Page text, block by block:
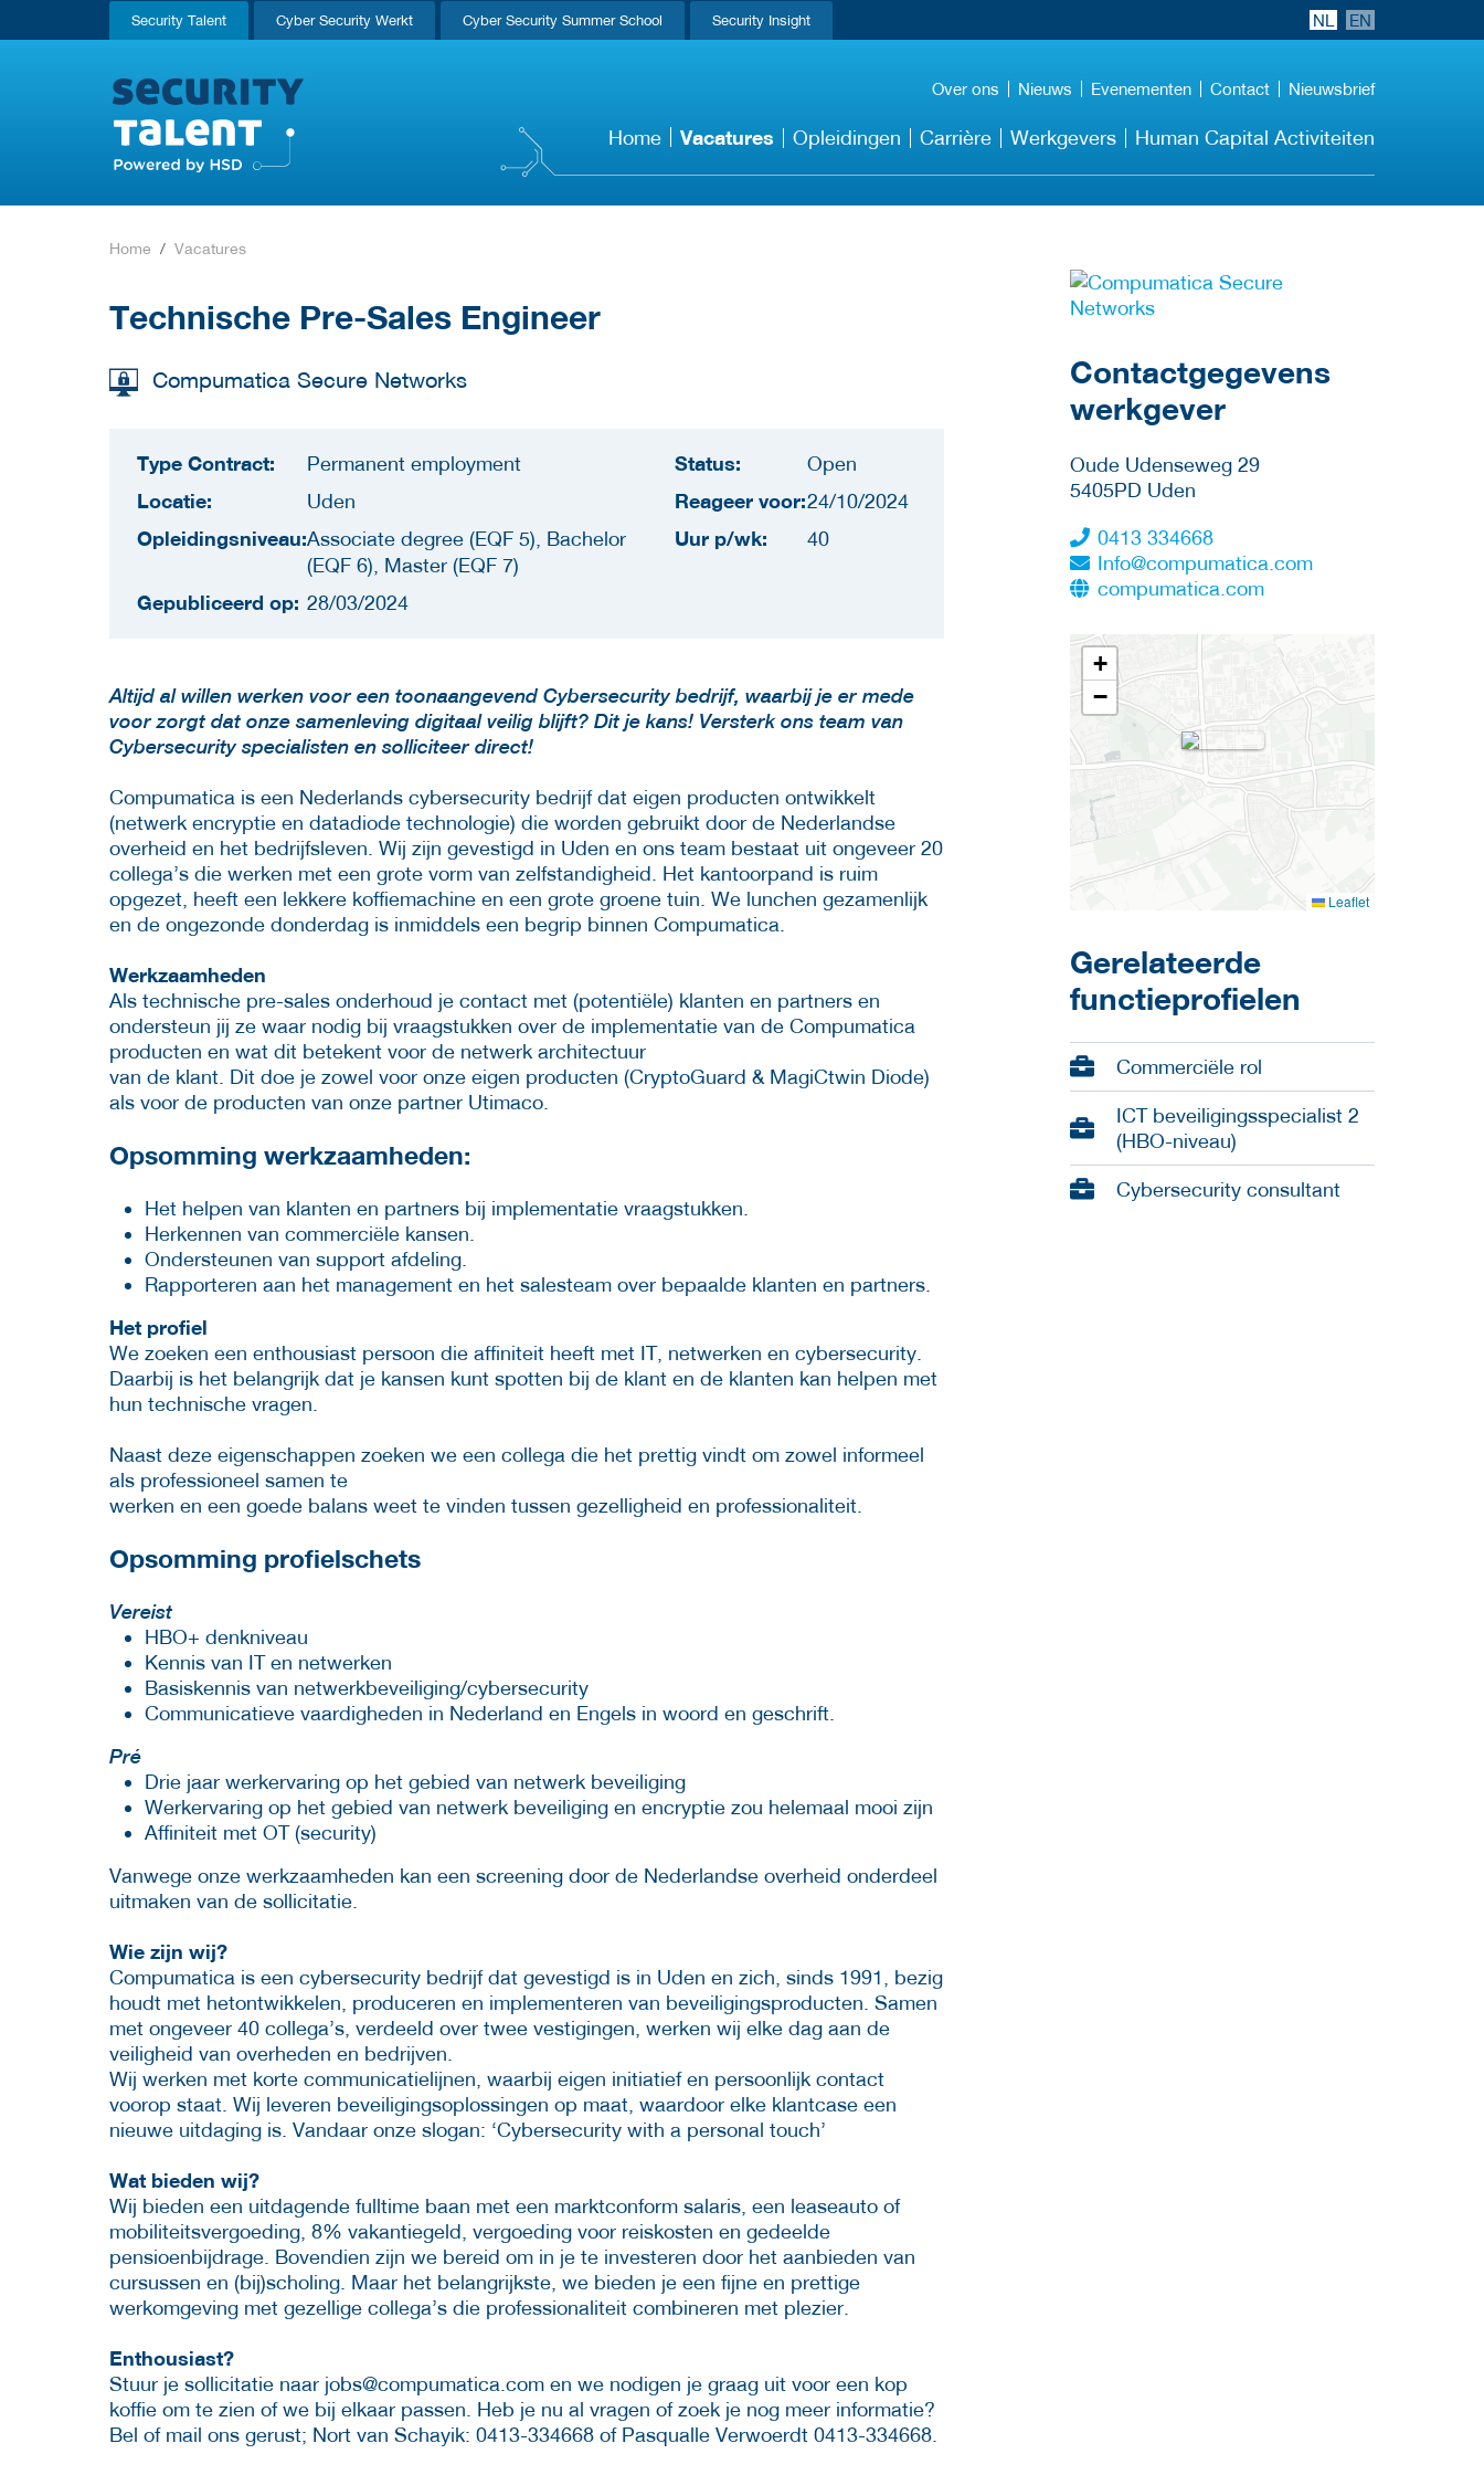
Security Talent Cyber Security Werkt Cyber Security Summer School Security Insight NL EN
Over ons Nieuws Evenementen Contact Nieuwsbrief
Home Vacatures Opleidingen Carrière Werkgevers Human Capital Activiteiten
Home Vacatures
Technische Pre-Sales Engineer
Compumatica Secure Networks
Type Contract: Permanent employment
Locatie: Uden
Opleidingsniveau:Associate degree (EQF 5), Bachelor
(EQF 6), Master (EQF 7)
Gepubliceerd op: 28/03/2024
Status: Open
Reageer voor:24/10/2024
Uur p/wk: 40
Altijd al willen werken voor een toonaangevend Cybersecurity bedrijf, waarbij je er mede
voor zorgt dat onze samenleving digitaal veilig blijft? Dit je kans! Versterk ons team van
Cybersecurity specialisten en solliciteer direct!
Compumatica is een Nederlands cybersecurity bedrijf dat eigen producten ontwikkelt
(netwerk encryptie en datadiode technologie) die worden gebruikt door de Nederlandse
overheid en het bedrijfsleven. Wij zijn gevestigd in Uden en ons team bestaat uit ongeveer 20
collega’s die werken met een grote vorm van zelfstandigheid. Het kantoorpand is ruim
opgezet, heeft een lekkere koffiemachine en een grote groene tuin. We lunchen gezamenlijk
en de ongezonde donderdag is inmiddels een begrip binnen Compumatica.
Werkzaamheden
Als technische pre-sales onderhoud je contact met (potentiële) klanten en partners en
ondersteun jij ze waar nodig bij vraagstukken over de implementatie van de Compumatica
producten en wat dit betekent voor de netwerk architectuur
van de klant. Dit doe je zowel voor onze eigen producten (CryptoGuard & MagiCtwin Diode)
als voor de producten van onze partner Utimaco.
Opsomming werkzaamheden:
Het helpen van klanten en partners bij implementatie vraagstukken.
Herkennen van commerciële kansen.
Ondersteunen van support afdeling.
Rapporteren aan het management en het salesteam over bepaalde klanten en partners.
Het profiel
We zoeken een enthousiast persoon die affiniteit heeft met IT, netwerken en cybersecurity.
Daarbij is het belangrijk dat je kansen kunt spotten bij de klant en de klanten kan helpen met
hun technische vragen.
Naast deze eigenschappen zoeken we een collega die het prettig vindt om zowel informeel
als professioneel samen te
werken en een goede balans weet te vinden tussen gezelligheid en professionaliteit.
Opsomming profielschets
Vereist
HBO+ denkniveau
Kennis van IT en netwerken
Basiskennis van netwerkbeveiliging/cybersecurity
Communicatieve vaardigheden in Nederland en Engels in woord en geschrift.
Pré
Drie jaar werkervaring op het gebied van netwerk beveiliging
Werkervaring op het gebied van netwerk beveiliging en encryptie zou helemaal mooi zijn
Affiniteit met OT (security)
Vanwege onze werkzaamheden kan een screening door de Nederlandse overheid onderdeel
uitmaken van de sollicitatie.
Wie zijn wij?
Compumatica is een cybersecurity bedrijf dat gevestigd is in Uden en zich, sinds 1991, bezig
houdt met hetontwikkelen, produceren en implementeren van beveiligingsproducten. Samen
met ongeveer 40 collega’s, verdeeld over twee vestigingen, werken wij elke dag aan de
veiligheid van overheden en bedrijven.
Wij werken met korte communicatielijnen, waarbij eigen initiatief en persoonlijk contact
voorop staat. Wij leveren beveiligingsoplossingen op maat, waardoor elke klantcase een
nieuwe uitdaging is. Vandaar onze slogan: ‘Cybersecurity with a personal touch’
Wat bieden wij?
Wij bieden een uitdagende fulltime baan met een marktconform salaris, een leaseauto of
mobiliteitsvergoeding, 8% vakantiegeld, vergoeding voor reiskosten en gedeelde
pensioenbijdrage. Bovendien zijn we bereid om in je te investeren door het aanbieden van
cursussen en (bij)scholing. Maar het belangrijkste, we bieden je een fijne en prettige
werkomgeving met gezellige collega’s die professionaliteit combineren met plezier.
Enthousiast?
Stuur je sollicitatie naar jobs@compumatica.com en we nodigen je graag uit voor een kop
koffie om te zien of we bij elkaar passen. Heb je nu al vragen of zoek je nog meer informatie?
Bel of mail ons gerust; Nort van Schayik: 0413-334668 of Pasqualle Verwoerdt 0413-334668.
Meer werkgever
Contactgegevens
werkgever
Oude Udenseweg 29
5405PD Uden
0413 334668
Info@compumatica.com
compumatica.com
+
−
Leaflet
Gerelateerde
functieprofielen
Commerciële rol
ICT beveiligingsspecialist 2
(HBO-niveau)
Cybersecurity consultant